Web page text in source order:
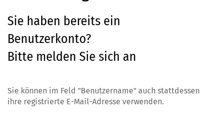
Sie haben bereits ein
Benutzerkonto?
Bitte melden Sie sich an
Sie können im Feld "Benutzername" auch stattdessen
ihre registrierte E-Mail-Adresse verwenden.